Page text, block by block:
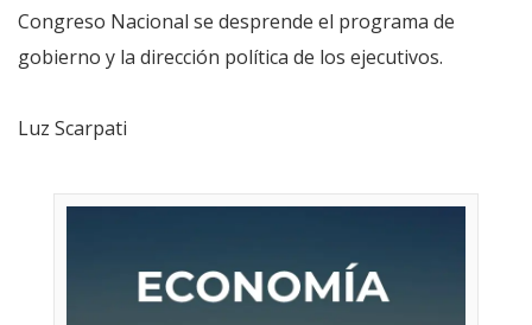
Congreso Nacional se desprende el programa de
gobierno y la dirección política de los ejecutivos.
Luz Scarpati